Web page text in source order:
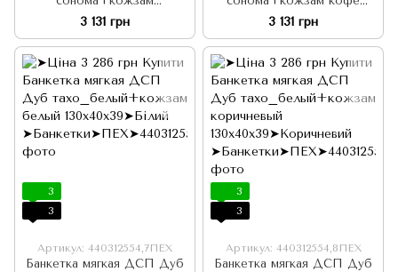
коричневый 130х40х39
3 131 грн
130х40х39
3 131 грн
3
3
Артикул: 440312554,7ПЕХ
Банкетка мягкая ДСП Дуб
3
3
Артикул: 440312554,8ПЕХ
Банкетка мягкая ДСП Дуб